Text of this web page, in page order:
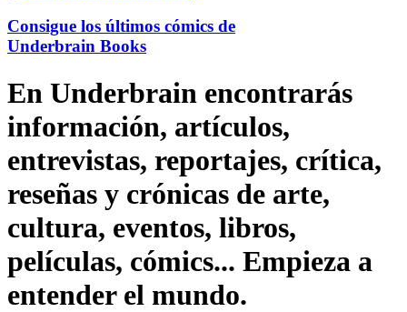
Consigue los últimos cómics de
Underbrain Books
En Underbrain encontrarás
información, artículos,
entrevistas, reportajes, crítica,
reseñas y crónicas de arte,
cultura, eventos, libros,
películas, cómics... Empieza a
entender el mundo.